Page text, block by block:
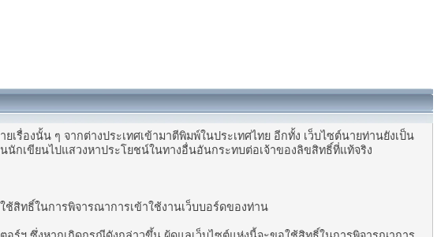
องนั้น ๆ จากต่างประเทศเข้ามาตีพิมพ์ในประเทศไทย อีกทั้ง เว็บไซต์นายท่านยังเป็น
กเขียนไปแสวงหาประโยชน์ในทางอื่นอันกระทบต่อเจ้าของลิขสิทธิ์ที่แท้จริง
สิทธิ์ในการพิจารณาการเข้าใช้งานเว็บบอร์ดของท่าน